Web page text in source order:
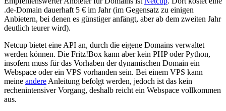
.de-Domain dauerhaft 5 € im Jahr (im Gegensatz zu einigen
Anbietern, bei denen es günstiger anfängt, aber ab dem zweiten Jahr
deutlich teurer wird).
Netcup bietet eine API an, durch die eigene Domains verwaltet
werden können. Die Fritz!Box kann aber kein PHP oder Python,
insofern muss für das Vorhaben der dynamischen Domain ein
Webspace oder ein VPS vorhanden sein. Bei einem VPS kann
meine andere Anleitung befolgt werden, jedoch ist das kein
rechenintensiver Vorgang, deshalb reicht ein Webspace vollkommen
aus.